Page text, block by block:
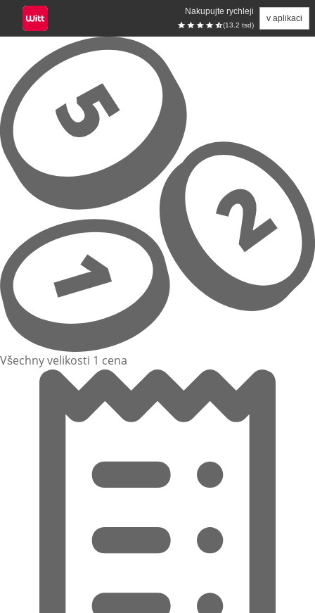
Nakupujte rychleji
(13.2 tsd)
v aplikaci
Přeskočit na hlavní obsah
Všechny velikosti 1 cena